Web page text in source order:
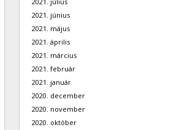
2021. június
2021. május
2021. április
2021. március
2021. február
2021. január
2020. december
2020. november
2020. október